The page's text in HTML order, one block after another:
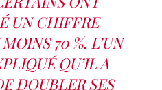
UN CHIFFRE
70 %. L’UN
QU’IL A
DOUBLER SES